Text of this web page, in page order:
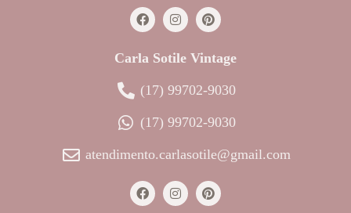
Carla Sotile Vintage
(17) 99702-9030
(17) 99702-9030
atendimento.carlasotile@gmail.com